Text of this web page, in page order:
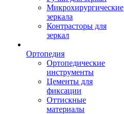
Микрохирургические
зеркала
Контрасторы для
зеркал
Ортопедия
Ортопедические
инструменты
Цементы для
фиксации
Оттискные
материалы